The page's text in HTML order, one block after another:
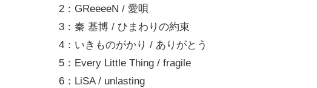
2：GReeeeN / 愛唄
3：秦 基博 / ひまわりの約束
4：いきものがかり / ありがとう
5：Every Little Thing / fragile
6：LiSA / unlasting